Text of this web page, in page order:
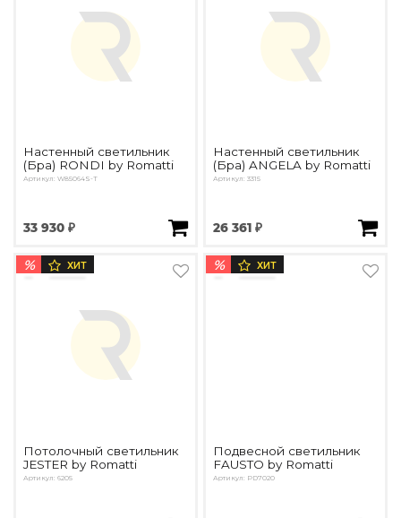
Настенный светильник
(Бра) RONDI by Romatti
Артикул: W85064S-T
33 930 ₽
Настенный светильник
(Бра) ANGELA by Romatti
Артикул: 3315
26 361 ₽
% ХИТ
Потолочный светильник
JESTER by Romatti
Артикул: 6205
% ХИТ
Подвесной светильник
FAUSTO by Romatti
Артикул: PD7020